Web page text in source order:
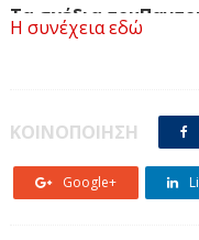
Τα σχέδια του
και εφαρμόζει
Κύπρο. Όποιος
ενώνει μία κοινή
απλά αφελής είναι
Η συνέχεια εδώ
ΚΟΙΝΟΠΟΙΗΣΗ
Google+